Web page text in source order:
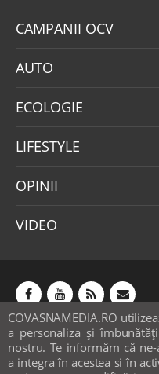
CAMPANII OCV
AUTO
ECOLOGIE
LIFESTYLE
OPINII
VIDEO
COVASNAMEDIA.RO
a personaliza și
nostru. Te informăm că
a integra în acestea si în
Abonamente Publicitate
Contact
Sondaje
© covasnamedia.ro.